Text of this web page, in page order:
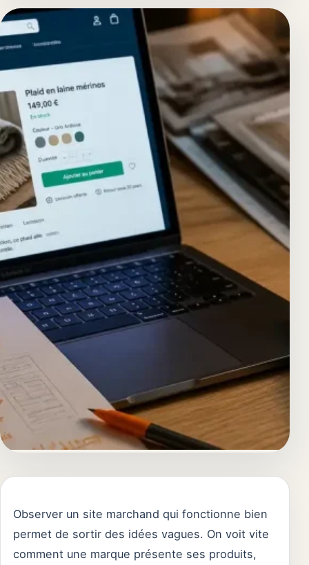
Observer un site marchand qui fonctionne bien
permet de sortir des idées vagues. On voit vite
comment une marque présente ses produits,